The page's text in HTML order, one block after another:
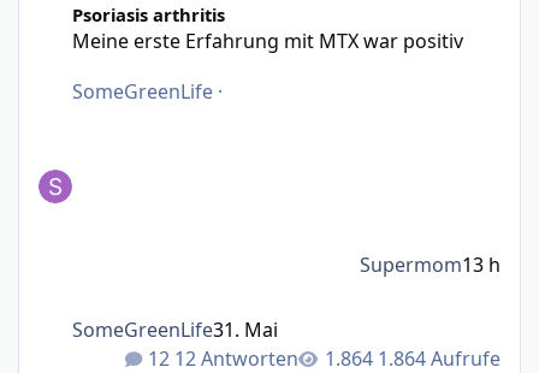
Psoriasis arthritis
Meine erste Erfahrung mit MTX war positiv
SomeGreenLife ·
12 Antworten 1.864 Aufrufe
SomeGreenLife31. Mai
Supermom13 h